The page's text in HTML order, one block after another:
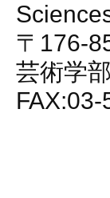
〒176-
芸術学